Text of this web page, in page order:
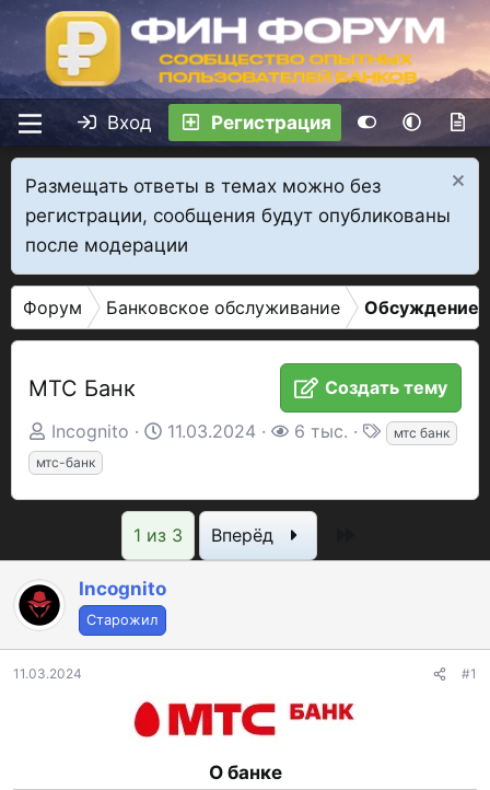
Вход Регистрация
Размещать ответы в темах можно без
регистрации, сообщения будут опубликованы
после модерации
Форум Банковское обслуживание Обсуждение
МТС Банк
Создать тему
А
в
т
е
м
ы
Incognito
Д
а
н
а
л
11.03.2024
П
с
м
о
ы
6 тыс.
Тмтс банк
мтс-банк
1 из 3 Вперёд
Incognito
Старожил
11.03.2024 #1
О банке